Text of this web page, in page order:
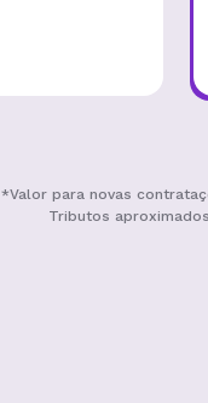
*Valor para novas
Tributos